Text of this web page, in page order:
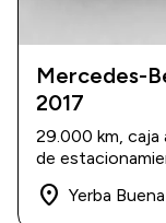
2017|
USD
Mercedes-
2017
29.000 km,
de
place Yerba